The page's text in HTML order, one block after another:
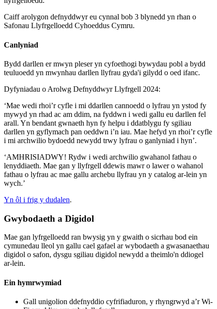
Caiff arolygon defnyddwyr eu cynnal bob 3 blynedd yn rhan o
Safonau Llyfrgelloedd Cyhoeddus Cymru.
Canlyniad
Bydd darllen er mwyn pleser yn cyfoethogi bywydau pobl a bydd
teuluoedd yn mwynhau darllen llyfrau gyda'i gilydd o oed ifanc.
Dyfyniadau o Arolwg Defnyddwyr Llyfrgell 2024:
‘Mae wedi rhoi’r cyfle i mi ddarllen cannoedd o lyfrau yn ystod fy
mywyd yn rhad ac am ddim, na fyddwn i wedi gallu eu darllen fel
arall. Yn bendant gwnaeth hyn fy helpu i ddatblygu fy sgiliau
darllen yn gyflymach pan oeddwn i’n iau. Mae hefyd yn rhoi’r cyfle
i mi archwilio bydoedd newydd trwy lyfrau o ganlyniad i hyn’.
‘AMHRISIADWY! Rydw i wedi archwilio gwahanol fathau o
lenyddiaeth. Mae gan y llyfrgell ddewis mawr o lawer o wahanol
fathau o lyfrau ac mae gallu archebu llyfrau yn y catalog ar-lein yn
wych.’
Yn ôl i frig y dudalen.
Gwybodaeth a Digidol
Mae gan lyfrgelloedd ran bwysig yn y gwaith o sicrhau bod ein
cymunedau lleol yn gallu cael gafael ar wybodaeth a gwasanaethau
digidol o safon, dysgu sgiliau digidol newydd a theimlo'n ddiogel
ar-lein.
Ein hymrwymiad
Gall unigolion ddefnyddio cyfrifiaduron, y rhyngrwyd a’r Wi-